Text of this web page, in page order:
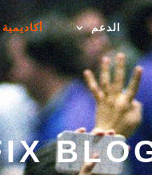
الدعم أكاديمية VOLFIX